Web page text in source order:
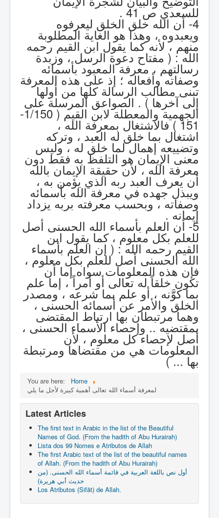
للسعدي ص 41 .
4- أن الله خلق الخلق ليعرفوه
ويعبدوه ، وهذا هو الغاية المطلوبة
منهم ، لأنه كما يقول ابن القيم رحمه
الله : ( مفتاح دعوة الرسل ، وزبدة
رسالتهم ، معرفة المعبود بأسمائه
وصفاته وأفعاله ؛ إذ على هذه المعرفة
تبنى مطالب الرسالة كلها من أولها
إلى آخرها ) . الصواعق المرسلة على
الجهمية والمعطلة لابن القيم ( 1/150-
151 ) فالاشتغال بمعرفة الله ،
اشتغال بما خلق له العبد ، وتركه
وتضييعه إهمال لما خلق له ، وليس
معنى الإيمان هو التلفظ به فقط دون
معرفة الله ، لأن حقيقة الإيمان بالله
أن يعرف العبد ربه الذي يؤمن به ،
ويبذل جهده في معرفة الله بأسمائه
وصفاته ، وبحسب معرفته بربه يزداد
إيمانه .
5- أن العلم بأسماء الله الحسنى أصل
للعلم بكل معلوم ، كما يقول ابن
القيم رحمه الله : ( إن العلم بأسماء
الله الحسنى أصل للعلم بكل معلوم ،
فإن هذه المعلومات سواه إما أن
تكون خلقاً له تعالى أو أمراً ، إما علم
بما كوَّنه ، أو علم بما شرعه ، ومصدر
الخلق والأمر عن أسمائه الحسنى ،
وهما مرتبطان بها ارتباط المقتضى
بمقتضيه .. وإحصاء الأسماء الحسنى ،
أصل لإحصاء كل معلوم ، لأن
المعلومات هي من مقتضاها ومرتبطة
بها ... )
You are here:
Home
لمعرفة أسماء الله تعالى أهمية كبيرة لأجل ما يلي
Latest Articles
The first text in Arabic in the list of the Beautiful
Names of God. (From the hadith of Abu Hurairah)
Lista dos 99 Nomes e Atributos de Allah
The first Arabic text of the list of the beautiful names
of Allah. (From the hadith of Abu Hurairah)
أول نص باللغة العربية في قائمة أسماء الله الحسنى. (من
حديث أبي هريرة)
Los Atributos (Sifāt) de Allah.